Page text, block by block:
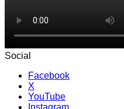
Social
Facebook
X
YouTube
Instagram